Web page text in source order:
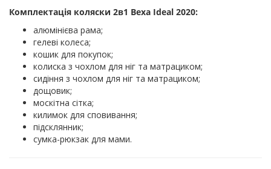
Комплектація коляски 2в1 Bexa Ideal 2020:
алюмінієва рама;
гелеві колеса;
кошик для покупок;
колиска з чохлом для ніг та матрациком;
сидіння з чохлом для ніг та матрациком;
дощовик;
москітна сітка;
килимок для сповивання;
підсклянник;
сумка-рюкзак для мами.